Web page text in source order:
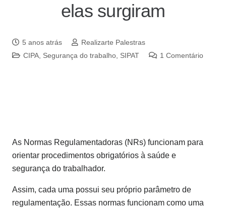
elas surgiram
5 anos atrás
Realizarte Palestras
CIPA, Segurança do trabalho, SIPAT 1 Comentário
As Normas Regulamentadoras (NRs) funcionam para
orientar procedimentos obrigatórios à saúde e
segurança do trabalhador.
Assim, cada uma possui seu próprio parâmetro de
regulamentação. Essas normas funcionam como uma